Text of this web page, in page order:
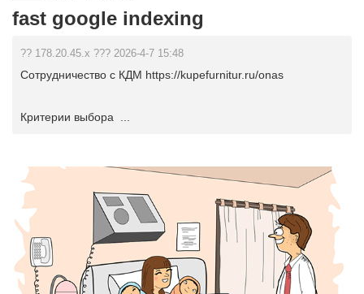
fast google indexing
?? 178.20.45.x ??? 2026-4-7 15:48
Сотрудничество с КДМ https://kupefurnitur.ru/onas
Критерии выбора ...